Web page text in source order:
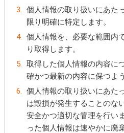
個人情報の取り扱いにあた
限り明確に特定します。
個人情報を、必要な範囲内
り取得します。
取得した個人情報の内容に
確かつ最新の内容に保つよ
個人情報の取り扱いにあた
は毀損が発生することのな
安全かつ適切な管理を行い
った個人情報は速やかに廃